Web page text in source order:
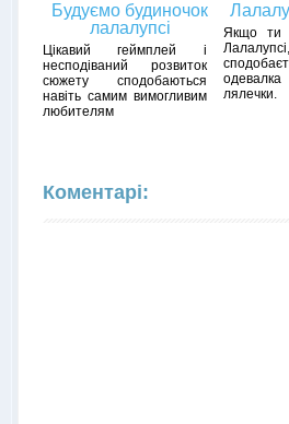
Будуємо будиночок
лалалупсі
Цікавий геймплей і
несподіваний розвиток
сюжету сподобаються
навіть самим вимогливим
любителям
Якщо ти
лялечки.
Коментарі: